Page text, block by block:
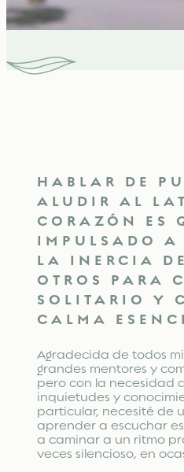
HABLAR DE
ALUDIR AL
CORAZÓN ES
IMPULSADO A
LA INERCIA
OTROS PARA
SOLITARIO Y
CALMA
Agradecida de todos
grandes mentores y
pero con la necesidad
inquietudes y
particular, necesité de
aprender a escuchar
a caminar a un ritmo
veces silencioso, en